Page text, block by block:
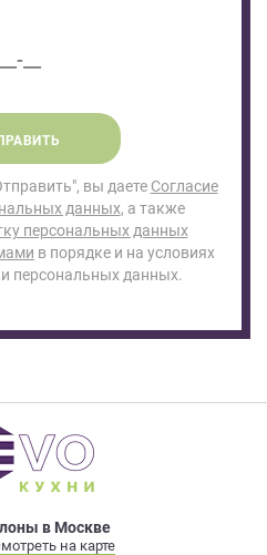
вы даете Согласие
данных, а также
персональных данных
в порядке и на условиях
персональных данных.
в Москве
на карте